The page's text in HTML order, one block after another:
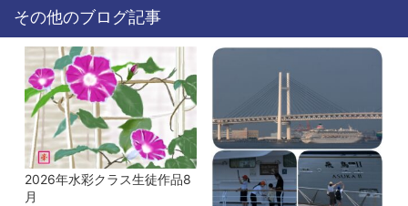
その他のブログ記事
2026年水彩クラス生徒作品8
月